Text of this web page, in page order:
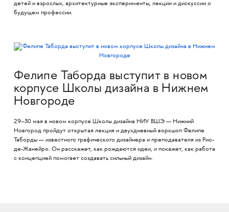
детей и взрослых, архитектурные эксперименты, лекции и дискуссии о
будущем профессии.
Фелипе Таборда выступит в новом
корпусе Школы дизайна в Нижнем
Новгороде
29–30 мая в новом корпусе Школы дизайна НИУ ВШЭ — Нижний
Новгород пройдут открытая лекция и двухдневный воркшоп Фелипе
Таборды — известного графического дизайнера и преподавателя из Рио-
де-Жанейро. Он расскажет, как рождаются идеи, и покажет, как работа
с концепцией помогает создавать сильный дизайн.